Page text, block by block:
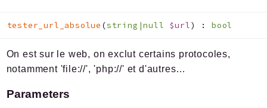
tester_url_absolue (string|null $url) : bool
On est sur le web, on exclut certains protocoles,
notamment 'file://', 'php://' et d'autres…
Parameters